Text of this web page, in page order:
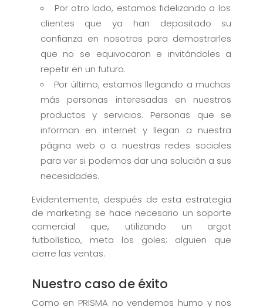
Por otro lado, estamos fidelizando a los
clientes que ya han depositado su
confianza en nosotros para demostrarles
que no se equivocaron e invitándoles a
repetir en un futuro.
Por último, estamos llegando a muchas
más personas interesadas en nuestros
productos y servicios. Personas que se
informan en internet y llegan a nuestra
página web o a nuestras redes sociales
para ver si podemos dar una solución a sus
necesidades.
Evidentemente, después de esta estrategia
de marketing se hace necesario un soporte
comercial que, utilizando un argot
futbolístico, meta los goles; alguien que
cierre las ventas.
Nuestro caso de éxito
Como en PRISMA no vendemos humo y nos